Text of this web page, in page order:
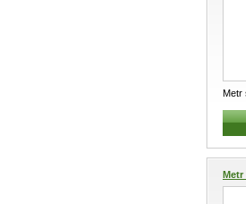
Metr